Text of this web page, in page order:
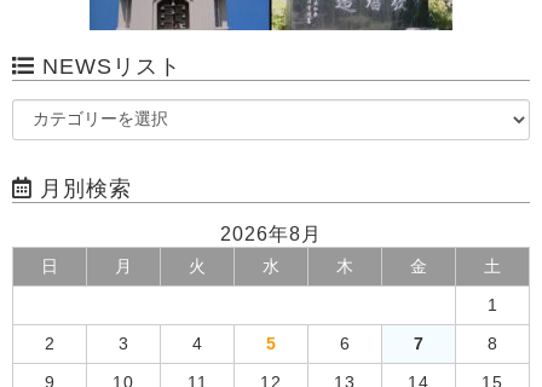
NEWSリスト
月別検索
2026年8月
日 月 火 水 木 金 土
1
2 3 4 5 6 7 8
9 10 11 12 13 14 15